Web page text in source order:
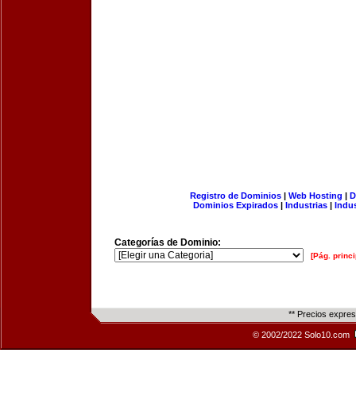
Registro de Dominios| Web Hosting |
Dominios Expirados | Industrias |
Categorías de Dominio:
[Pág.
** Precios
© 2002/2022 Solo10.com